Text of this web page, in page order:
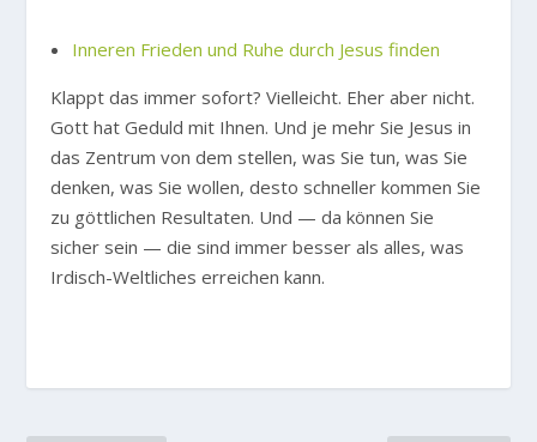
Inneren Frieden und Ruhe durch Jesus finden
Klappt das immer sofort? Vielleicht. Eher aber nicht.
Gott hat Geduld mit Ihnen. Und je mehr Sie Jesus in
das Zentrum von dem stellen, was Sie tun, was Sie
denken, was Sie wollen, desto schneller kommen Sie
zu göttlichen Resultaten. Und — da können Sie
sicher sein — die sind immer besser als alles, was
Irdisch-Weltliches erreichen kann.